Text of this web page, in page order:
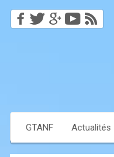
GTANF Actualités